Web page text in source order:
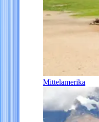
Mittelamerika